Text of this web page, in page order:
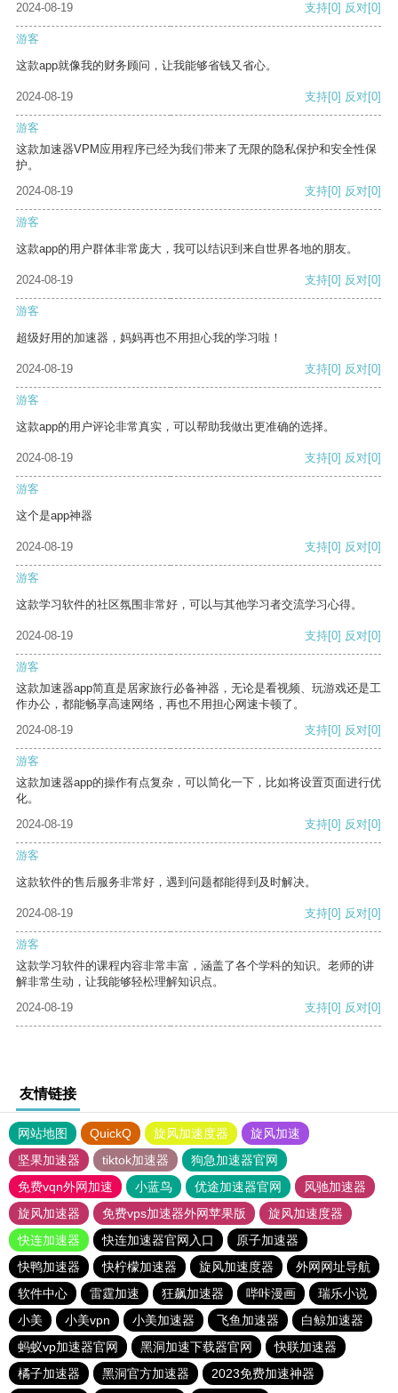
2024-08-19 支持[0] 反对[0]
游客
这款app就像我的财务顾问，让我能够省钱又省心。
2024-08-19 支持[0] 反对[0]
游客
这款加速器VPM应用程序已经为我们带来了无限的隐私保护和安全性保
护。
2024-08-19
支持[0] 反对[0]
游客
这款app的用户群体非常庞大，我可以结识到来自世界各地的朋友。
2024-08-19 支持[0] 反对[0]
游客
超级好用的加速器，妈妈再也不用担心我的学习啦！
2024-08-19 支持[0] 反对[0]
游客
这款app的用户评论非常真实，可以帮助我做出更准确的选择。
2024-08-19 支持[0] 反对[0]
游客
这个是app神器
2024-08-19 支持[0] 反对[0]
游客
这款学习软件的社区氛围非常好，可以与其他学习者交流学习心得。
2024-08-19 支持[0] 反对[0]
游客
这款加速器app简直是居家旅行必备神器，无论是看视频、玩游戏还是工
作办公，都能畅享高速网络，再也不用担心网速卡顿了。
2024-08-19
支持[0] 反对[0]
游客
这款加速器app的操作有点复杂，可以简化一下，比如将设置页面进行优
化。
2024-08-19
支持[0] 反对[0]
游客
这款软件的售后服务非常好，遇到问题都能得到及时解决。
2024-08-19 支持[0] 反对[0]
游客
这款学习软件的课程内容非常丰富，涵盖了各个学科的知识。老师的讲
解非常生动，让我能够轻松理解知识点。
2024-08-19
支持[0] 反对[0]
友情链接
网站地图 QuickQ 旋风加速度器
旋风加速
坚果加速器
tiktok加速器
狗急加速器官网
免费vqn外网加速
小蓝鸟 优途加速器官网
风驰加速器
旋风加速器
免费vps加速器外网苹果版
旋风加速度器
快连加速器
快连加速器官网入口
原子加速器
快鸭加速器
快柠檬加速器 旋风加速度器
外网网址导航
软件中心
雷霆加速 狂飙加速器 哔咔漫画
瑞乐小说
小美
小美vpn 小美加速器 飞鱼加速器
白鲸加速器
蚂蚁vp加速器官网
黑洞加速下载器官网
快联加速器
橘子加速器
黑洞官方加速器 2023免费加速神器